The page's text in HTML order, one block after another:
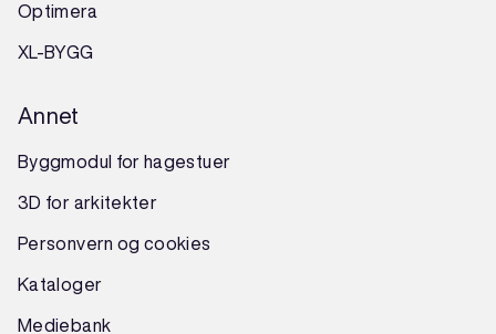
Optimera
XL-BYGG
Annet
Byggmodul for hagestuer
3D for arkitekter
Personvern og cookies
Kataloger
Mediebank